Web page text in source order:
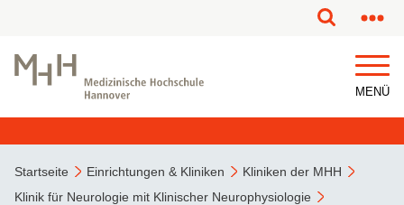
MENÜ
Startseite Einrichtungen & Kliniken
Kliniken der MHH
Klinik für Neurologie mit Klinischer Neurophysiologie